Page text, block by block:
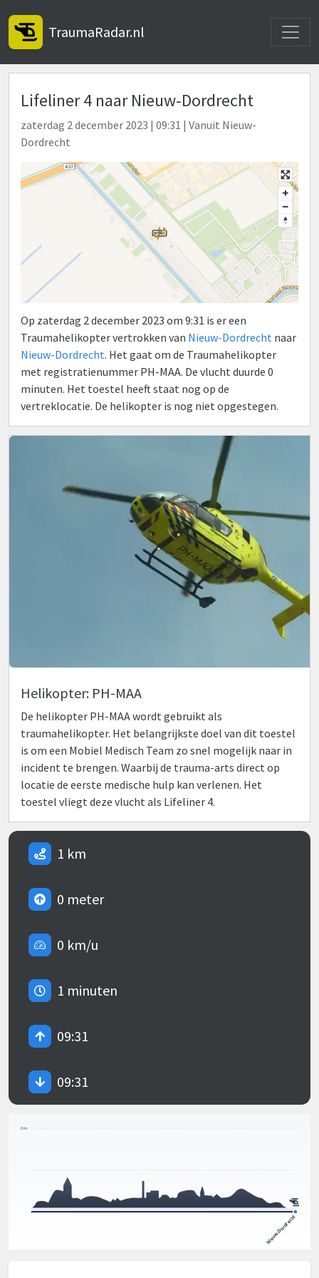
TraumaRadar.nl
Lifeliner 4 naar Nieuw-Dordrecht
zaterdag 2 december 2023 | 09:31 | Vanuit Nieuw-
Dordrecht
Op zaterdag 2 december 2023 om 9:31 is er een
Traumahelikopter vertrokken van Nieuw-Dordrecht naar
Nieuw-Dordrecht. Het gaat om de Traumahelikopter
met registratienummer PH-MAA. De vlucht duurde 0
minuten. Het toestel heeft staat nog op de
vertreklocatie. De helikopter is nog niet opgestegen.
Helikopter: PH-MAA
De helikopter PH-MAA wordt gebruikt als
traumahelikopter. Het belangrijkste doel van dit toestel
is om een Mobiel Medisch Team zo snel mogelijk naar in
incident te brengen. Waarbij de trauma-arts direct op
locatie de eerste medische hulp kan verlenen. Het
toestel vliegt deze vlucht als Lifeliner 4.
1 km
0 meter
0 km/u
1 minuten
09:31
09:31